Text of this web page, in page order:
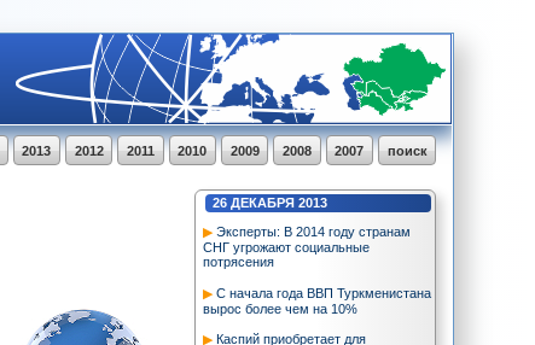
поиск
2007
2008
2009
2010
2011
2012
2013
26 ДЕКАБРЯ 2013
Эксперты: В 2014 году странам
СНГ угрожают социальные
потрясения
С начала года ВВП Туркменистана
вырос более чем на 10%
Каспий приобретает для